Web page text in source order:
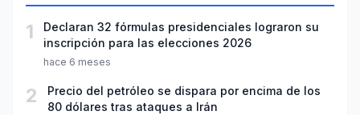
1
Declaran 32 fórmulas presidenciales lograron su
inscripción para las elecciones 2026
hace 6 meses
2
Precio del petróleo se dispara por encima de los
80 dólares tras ataques a Irán